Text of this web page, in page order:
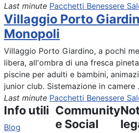
Last minute Pacchetti Benessere
Villaggio Porto
Monopoli
Villaggio Porto Giardino, a pochi
libera, all'ombra di una fresca
piscine per adulti e bambini,
junior club. Sistemazione in camere
Last minute Pacchetti Benessere
Info utili
Blog
Community
e Social